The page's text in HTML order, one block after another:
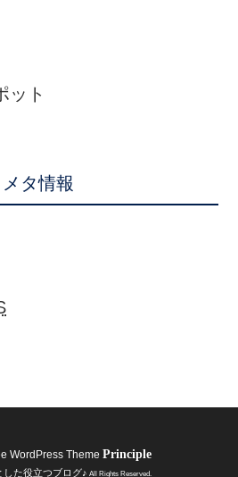
ット
メタ情報
WordPress Theme Principle
した役立つブログ♪ All Rights Reserved.